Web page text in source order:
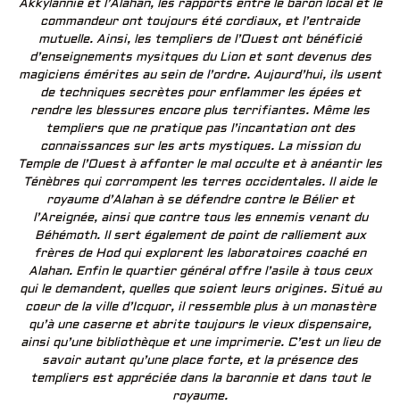
Akkylannie et l’Alahan, les rapports entre le baron local et le
commandeur ont toujours été cordiaux, et l’entraide
mutuelle. Ainsi, les templiers de l’Ouest ont bénéficié
d’enseignements mysitques du Lion et sont devenus des
magiciens émérites au sein de l’ordre. Aujourd’hui, ils usent
de techniques secrètes pour enflammer les épées et
rendre les blessures encore plus terrifiantes. Même les
templiers que ne pratique pas l’incantation ont des
connaissances sur les arts mystiques. La mission du
Temple de l’Ouest à affonter le mal occulte et à anéantir les
Ténèbres qui corrompent les terres occidentales. Il aide le
royaume d’Alahan à se défendre contre le Bélier et
l’Areignée, ainsi que contre tous les ennemis venant du
Béhémoth. Il sert également de point de ralliement aux
frères de Hod qui explorent les laboratoires coaché en
Alahan. Enfin le quartier général offre l’asile à tous ceux
qui le demandent, quelles que soient leurs origines. Situé au
coeur de la ville d’Icquor, il ressemble plus à un monastère
qu’à une caserne et abrite toujours le vieux dispensaire,
ainsi qu’une bibliothèque et une imprimerie. C’est un lieu de
savoir autant qu’une place forte, et la présence des
templiers est appréciée dans la baronnie et dans tout le
royaume.